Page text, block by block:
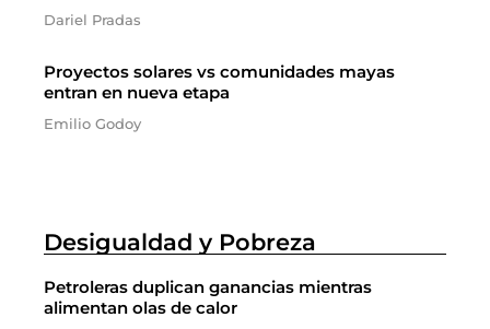
Dariel Pradas
Proyectos solares vs comunidades mayas
entran en nueva etapa
Emilio Godoy
Desigualdad y Pobreza
Petroleras duplican ganancias mientras
alimentan olas de calor